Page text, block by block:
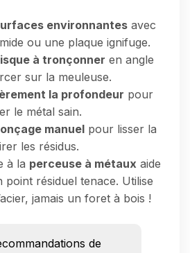
environnantes avec
ou une plaque ignifuge.
à tronçonner en angle
sur la meuleuse.
la profondeur pour
le métal sain.
manuel pour lisser la
les résidus.
à la perceuse à métaux aide
résiduel tenace. Utilise
jamais un foret à bois !
de